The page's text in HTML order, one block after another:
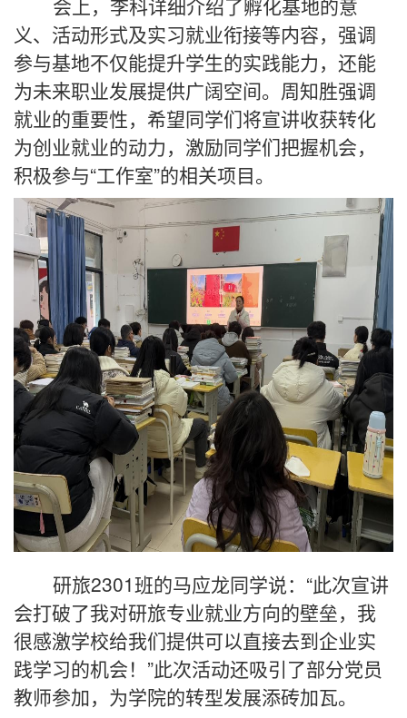
会上，李科详细介绍了孵化基地的意
义、活动形式及实习就业衔接等内容，强调
参与基地不仅能提升学生的实践能力，还能
为未来职业发展提供广阔空间。周知胜强调
就业的重要性，希望同学们将宣讲收获转化
为创业就业的动力，激励同学们把握机会，
积极参与“工作室”的相关项目。
研旅2301班的马应龙同学说：“此次宣讲
会打破了我对研旅专业就业方向的壁垒，我
很感激学校给我们提供可以直接去到企业实
践学习的机会！”此次活动还吸引了部分党员
教师参加，为学院的转型发展添砖加瓦。